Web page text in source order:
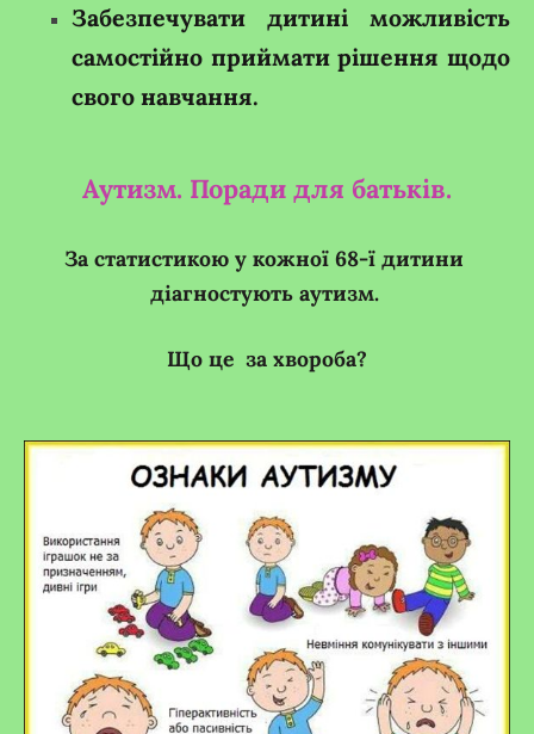
Забезпечувати дитині можливість
самостійно приймати рішення щодо
свого навчання.
Аутизм. Поради для батьків.
За статистикою у кожної 68-ї дитини
діагностують аутизм.
Що це за хвороба?